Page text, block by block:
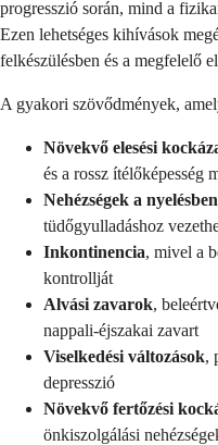
progresszió során, mind a
Ezen lehetséges kihívások
felkészülésben és a megfelelő
A gyakori szövődmények,
Növekvő elesési
és a rossz ítélőképesség
Nehézségek a nyelésben
tüdőgyulladáshoz
Inkontinencia, mivel a
kontrollját
Alvási zavarok,
nappali-éjszakai zavart
Viselkedési változások,
depresszió
Növekvő fertőzési
önkiszolgálási